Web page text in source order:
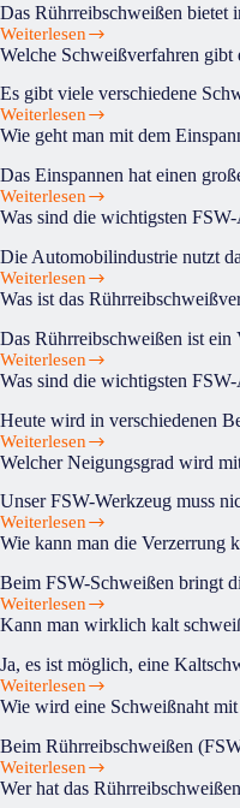
der
Raumfahrtindustrie?
FSW-
Schweißen
gibt
es
?
Das Rührreibschweißen bietet
Weiterlesen
Was
sind
die
wichtigsten
FSW-
Anwendungen
in
der
Rüstungsindustrie
?
Welche Schweißverfahren gibt
Es gibt viele verschiedene
Weiterlesen
Welche
Schweißverfahren
gibt
es?
Wie geht man mit dem
Das Einspannen hat einen
Weiterlesen
Wie
geht
mit
dem
Einspannen
großen
Platten
um?
einer
konventionellen
Maschine?
Was sind die wichtigsten
Die Automobilindustrie nutzt
Weiterlesen
Was
sind
wichtigsten
FSW-
Anwendungen
der
Automobilindustrie
?
Was ist das
Das Rührreibschweißen ist
Weiterlesen
Was
ist
Rührreibschweißverfahren?
Was sind die wichtigsten
Heute wird in verschiedenen
Weiterlesen
Was
sind
die
wichtigsten
FSW-
Anwendungen
in
der
Telekommunikationsindustrie?
Welcher Neigungsgrad wird
Unser FSW-Werkzeug muss
Weiterlesen
Welcher
Neigungsgrad
wird
mit
dem
FSW
Stirweld
Kopf
erreicht?
Wie kann man die Verzerrung
Beim FSW-Schweißen bringt
Weiterlesen
Wie
kann
die
Verzerrung
kontrollieren,
man
nur
auf
Kann man wirklich kalt
Ja, es ist möglich, eine
Weiterlesen
Kann
man
kalt
schweißen?
Wie wird eine Schweißnaht
Beim Rührreibschweißen
Weiterlesen
Wie
wird
Wer hat das